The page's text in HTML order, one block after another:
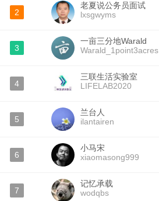
2
老夏说公务员面试
lxsgwyms
3
一亩三分地Warald
Warald_1point3acres
4
三联生活实验室
LIFELAB2020
5
兰台人
ilantairen
6
小马宋
xiaomasong999
7
记忆承载
wodqbs